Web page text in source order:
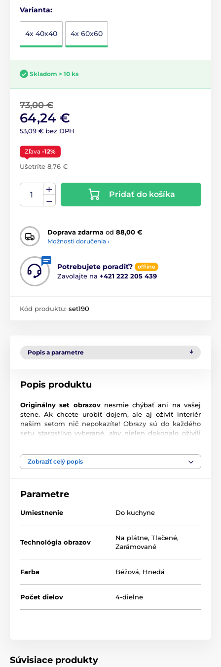
Varianta:
4x 40x40 4x 60x60
Skladom > 10 ks
73,00 €
64,24 €
53,09 € bez DPH
Zľava -12%
Ušetríte 8,76 €
Pridať do košíka
Doprava zdarma od 88,00 €
Možnosti doručenia ›
Potrebujete poradiť? offline
Zavolajte na +421 222 205 439
Kód produktu: set190
Popis a parametre
Popis produktu
Originálny set obrazov nesmie chýbať ani na vašej
stene. Ak chcete urobiť dojem, ale aj oživiť interiér
našim setom nič nepokazíte! Obrazy sú do každého
setu starostlivo vyberané, aby nielen dokonalo oživili
na vás, tak neváhajte a vytvorte si aj vy zo steny
galériu plnú jedinečných motívov.
Zobraziť celý popis
Parametre
Umiestnenie Do kuchyne
Technológia obrazov
Na plátne, Tlačené,
Zarámované
Farba Béžová, Hnedá
Počet dielov 4-dielne
Súvisiace produkty